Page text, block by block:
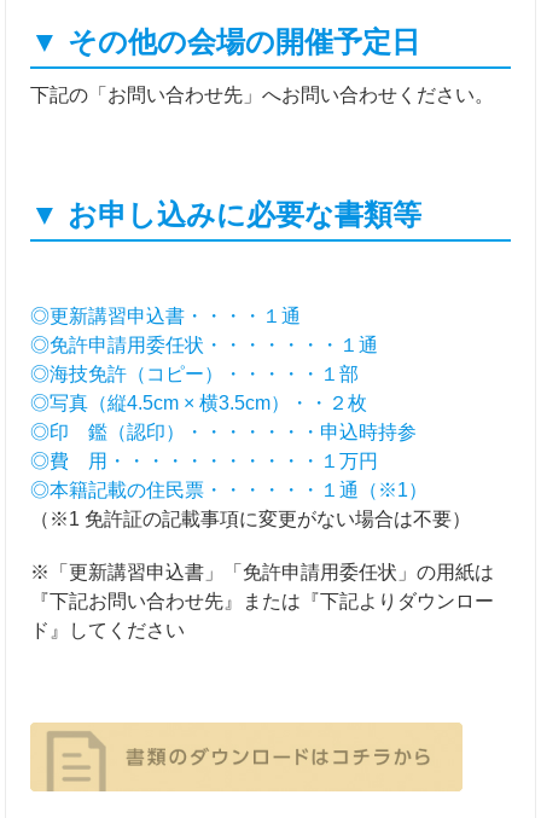
▼ その他の会場の開催予定日
下記の「お問い合わせ先」へお問い合わせください。
▼ お申し込みに必要な書類等
◎更新講習申込書・・・・１通
◎免許申請用委任状・・・・・・・１通
◎海技免許（コピー）・・・・・１部
◎写真（縦4.5cm × 横3.5cm）・・２枚
◎印 鑑（認印）・・・・・・・申込時持参
◎費 用・・・・・・・・・・・１万円
◎本籍記載の住民票・・・・・・１通（※1）
（※1 免許証の記載事項に変更がない場合は不要）
※「更新講習申込書」「免許申請用委任状」の用紙は
『下記お問い合わせ先』または『下記よりダウンロー
ド』してください